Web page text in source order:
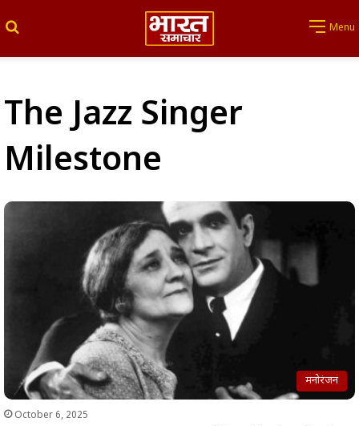
Menu
The Jazz Singer
Milestone
मनोरंजन
October 6, 2025